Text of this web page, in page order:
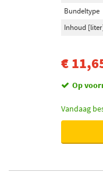
Bundeltype
Inhoud
€
Op
Vandaag